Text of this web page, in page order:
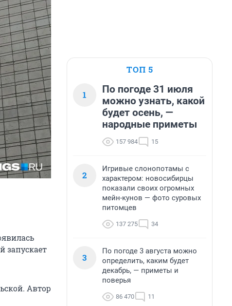
запускает
Автор
ТОП 5
1
По погоде 31 июля
можно узнать, какой
будет осень, —
народные приметы
157 984 15
2
Игривые слонопотамы с
характером: новосибирцы
показали своих огромных
мейн-кунов — фото суровых
питомцев
137 275 34
3
По погоде 3 августа можно
определить, каким будет
декабрь, — приметы и
поверья
86 470 11